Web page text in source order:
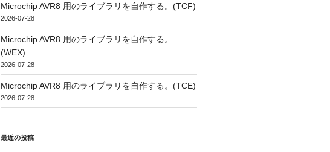
Microchip AVR8 用のライブラリを自作する。(TCF)
2026-07-28
Microchip AVR8 用のライブラリを自作する。
(WEX)
2026-07-28
Microchip AVR8 用のライブラリを自作する。(TCE)
2026-07-28
最近の投稿